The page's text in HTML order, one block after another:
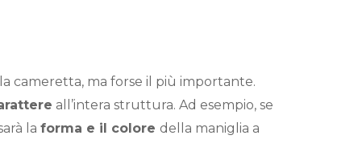
cameretta, ma forse il più importante.
all’intera struttura. Ad esempio, se
la forma e il colore della maniglia a